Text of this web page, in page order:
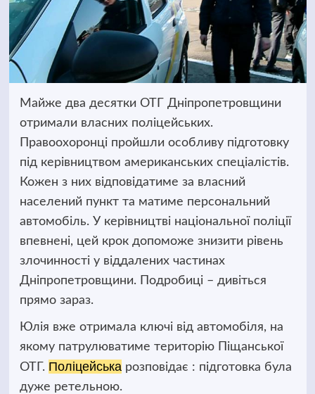
Майже два десятки ОТГ Дніпропетровщини
отримали власних поліцейських.
Правоохоронці пройшли особливу підготовку
під керівництвом американських спеціалістів.
Кожен з них відповідатиме за власний
населений пункт та матиме персональний
автомобіль. У керівництві національної поліції
впевнені, цей крок допоможе знизити рівень
злочинності у віддалених частинах
Дніпропетровщини. Подробиці – дивіться
прямо зараз.
Юлія вже отримала ключі від автомобіля, на
якому патрулюватиме територію Піщанської
ОТГ. Поліцейськарозповідає : підготовка була
дуже ретельною.